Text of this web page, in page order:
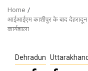
Home
आईआईएम काशीपुर के बाद देहरादून में
कार्यशाला
Dehradun Uttarakhand